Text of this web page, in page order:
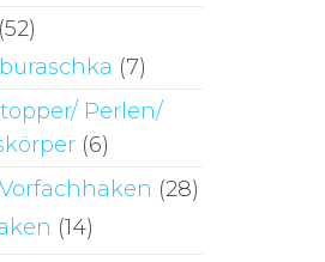
(52)
(7)
Perlen/
(6)
(28)
(14)